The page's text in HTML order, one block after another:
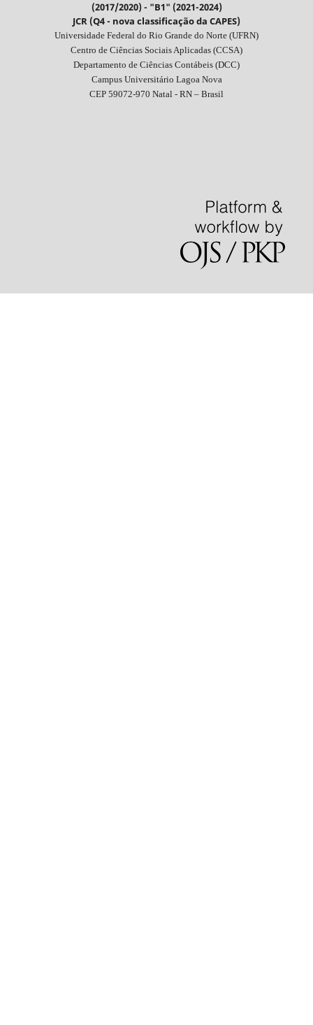
(2017/2020) - "B1" (2021-2024)
JCR (Q4 - nova classificação da CAPES)
Universidade Federal do Rio Grande do Norte (UFRN)
Centro de Ciências Sociais Aplicadas (CCSA)
Departamento de Ciências Contábeis (DCC)
Campus Universitário Lagoa Nova
CEP 59072-970 Natal - RN – Brasil